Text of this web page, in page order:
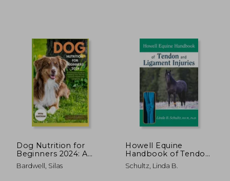
Dog Nutrition for
Beginners 2024: A
Complete Guide for
Feeding Your Pet for
Bardwell, Silas
Howell Equine
Handbook of Tendon
and Ligament Injuries
(Howell Equestrian
Schultz, Linda B.